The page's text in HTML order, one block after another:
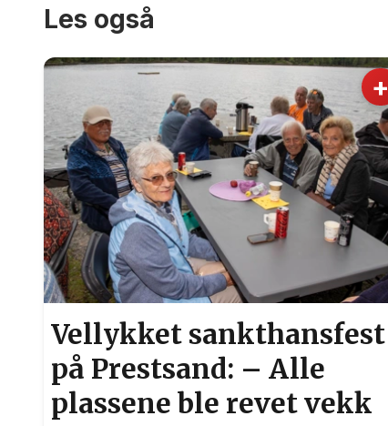
Les også
+
Vellykket sankthansfest
på Prestsand: – Alle
plassene ble revet vekk